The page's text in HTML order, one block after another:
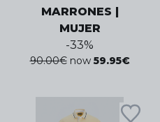
MARRONES |
MUJER
-33%
90.00€ now 59.95€